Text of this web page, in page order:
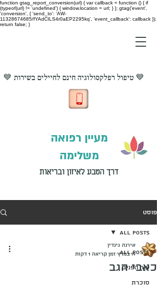
function gtag_report_conversion(url) { var callback = function () { if
(typeof(url) != 'undefined') { window.location = url; } }; gtag('event',
'conversion', { 'send_to': 'AW-
11328674685/fYAdCILS4r0aEP2295kq', 'event_callback': callback });
return false; }
💙 טיפול רפלקסולוגיה חינם לחיילים בשירות 💙
מעיין רפואה
משלימה
דרך הטבע לאיזון ובריאות
פוסט
All Posts
עור הפנים
סוכרת
All Posts
כאבי הגב
אירנה גינדין
19 במרץ
זמן קריאה 1 דקות